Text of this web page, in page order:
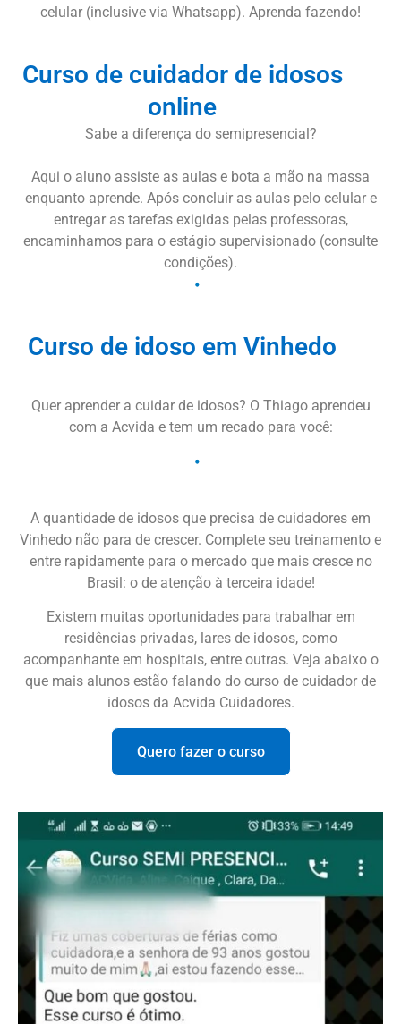
celular (inclusive via Whatsapp). Aprenda fazendo!
Curso de cuidador de idosos
online
Sabe a diferença do semipresencial?
Aqui o aluno assiste as aulas e bota a mão na massa
enquanto aprende. Após concluir as aulas pelo celular e
entregar as tarefas exigidas pelas professoras,
encaminhamos para o estágio supervisionado (consulte
condições).
Curso de idoso em Vinhedo
Quer aprender a cuidar de idosos? O Thiago aprendeu
com a Acvida e tem um recado para você:
A quantidade de idosos que precisa de cuidadores em
Vinhedo não para de crescer. Complete seu treinamento e
entre rapidamente para o mercado que mais cresce no
Brasil: o de atenção à terceira idade!
Existem muitas oportunidades para trabalhar em
residências privadas, lares de idosos, como
acompanhante em hospitais, entre outras. Veja abaixo o
que mais alunos estão falando do curso de cuidador de
idosos da Acvida Cuidadores.
Quero fazer o curso